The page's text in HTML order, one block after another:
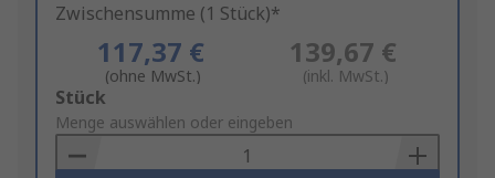
Zwischensumme (1 Stück)*
117,37 €
(ohne MwSt.)
139,67 €
(inkl. MwSt.)
Add
to
Basket
Stück
Menge auswählen oder eingeben